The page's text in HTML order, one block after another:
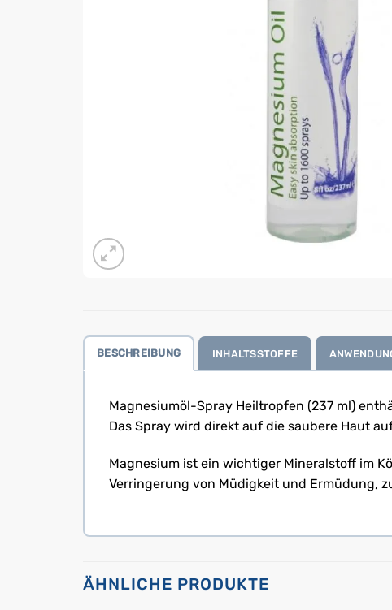
BESCHREIBUNG INHALTSSTOFFE
Magnesiumöl-Spray Heiltropfen (237 ml)
Das Spray wird direkt auf die saubere Haut
Magnesium ist ein wichtiger Mineralstoff im
Verringerung von Müdigkeit und Ermüdung,
ÄHNLICHE PRODUKTE